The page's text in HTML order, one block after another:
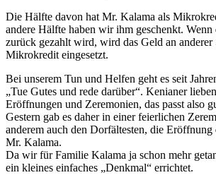
Die Hälfte davon hat Mr. Kalama als
andere Hälfte haben wir ihm geschenkt.
zurück gezahlt wird, wird das Geld an anderer
Mikrokredit eingesetzt.
Bei unserem Tun und Helfen geht es seit
„Tue Gutes und rede darüber“. Kenianer
Eröffnungen und Zeremonien, das passt also
Gestern gab es daher in einer feierlichen
anderem auch den Dorfältesten, die Eröffnung
Mr. Kalama.
Da wir für Familie Kalama ja schon mehr
ein kleines einfaches „Denkmal“ errichtet.